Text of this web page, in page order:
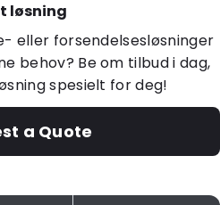
løsning
eller forsendelsesløsninger
behov? Be om tilbud i dag,
spesielt for deg!
a Quote